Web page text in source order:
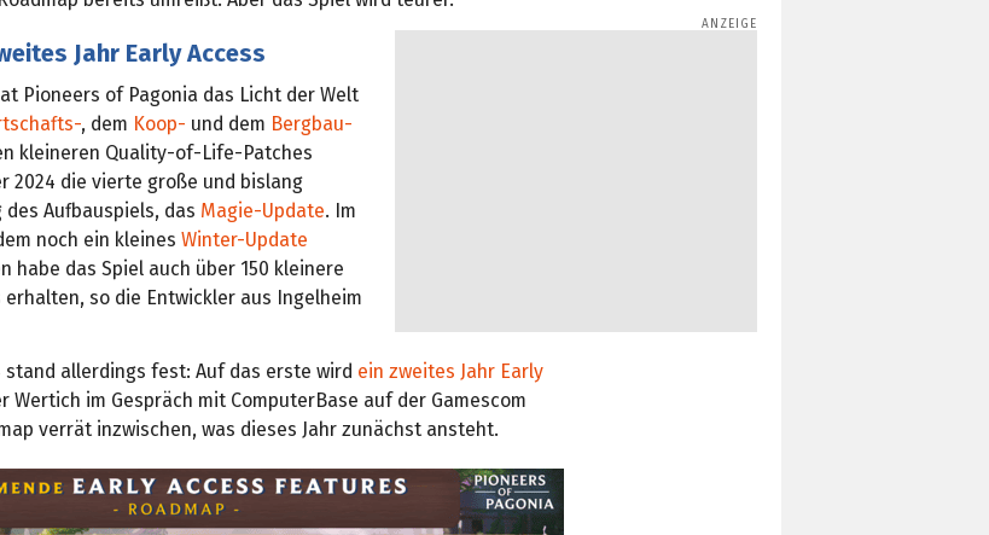
Jahr Early Access
Pioneers of Pagonia das Licht der Welt
, dem Koop- und dem Bergbau-
kleineren Quality-of-Life-Patches
2024 die vierte große und bislang
des Aufbauspiels, das Magie-Update. Im
noch ein kleines Winter-Update
habe das Spiel auch über 150 kleinere
so die Entwickler aus Ingelheim
stand allerdings fest: Auf das erste wird ein zweites Jahr Early
Wertich im Gespräch mit ComputerBase auf der Gamescom
verrät inzwischen, was dieses Jahr zunächst ansteht.